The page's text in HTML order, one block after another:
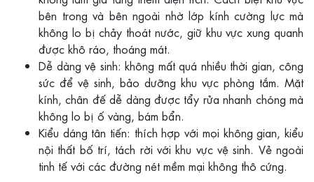
bên trong và bên ngoài nhờ lớp kính cường lực mà
không lo bị chảy thoát nước, giữ khu vực xung quanh
được khô ráo, thoáng mát.
Dễ dàng vệ sinh: không mất quá nhiều thời gian, công
sức để vệ sinh, bảo dưỡng khu vực phòng tắm. Mặt
kính, chân đế dễ dàng được tẩy rửa nhanh chóng mà
không lo bị ố vàng, bám bẩn.
Kiểu dáng tân tiến: thích hợp với mọi không gian, kiểu
nội thất bố trí, tách rời với khu vực vệ sinh. Vẻ ngoài
tinh tế với các đường nét mềm mại không thô cứng.